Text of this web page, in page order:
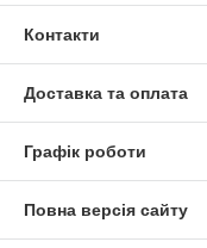
Контакти
Доставка та оплата
Графік роботи
Повна версія сайту